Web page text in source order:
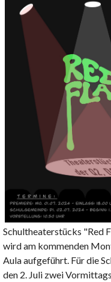
Schultheaterstücks "Red
wird am kommenden
Aula aufgeführt. Für die
den 2. Juli zwei